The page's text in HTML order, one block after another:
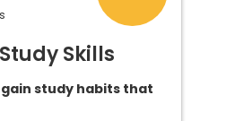
Skills
study habits that